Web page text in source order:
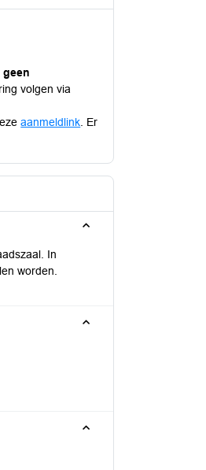
geen
volgen via
aanmeldlink . Er
In
worden.